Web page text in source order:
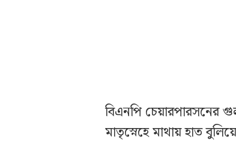
বিএনপি চেয়ারপারসনের
মাতৃস্নেহে মাথায় হাত